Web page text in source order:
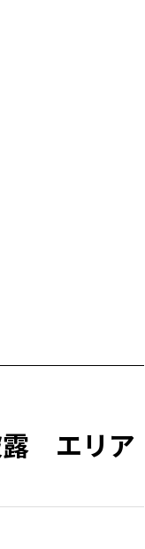
露 エリア